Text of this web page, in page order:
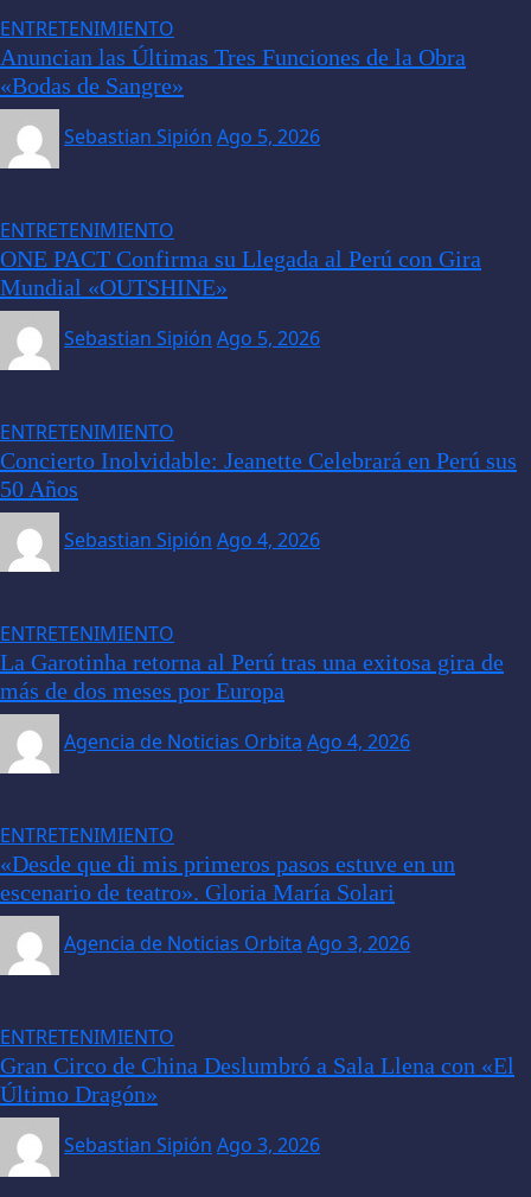
ENTRETENIMIENTO
Anuncian las Últimas Tres Funciones de la Obra
«Bodas de Sangre»
Sebastian Sipión Ago 5, 2026
ENTRETENIMIENTO
ONE PACT Confirma su Llegada al Perú con Gira
Mundial «OUTSHINE»
Sebastian Sipión Ago 5, 2026
ENTRETENIMIENTO
Concierto Inolvidable: Jeanette Celebrará en Perú sus
50 Años
Sebastian Sipión Ago 4, 2026
ENTRETENIMIENTO
La Garotinha retorna al Perú tras una exitosa gira de
más de dos meses por Europa
Agencia de Noticias Orbita Ago 4, 2026
ENTRETENIMIENTO
«Desde que di mis primeros pasos estuve en un
escenario de teatro». Gloria María Solari
Agencia de Noticias Orbita Ago 3, 2026
ENTRETENIMIENTO
Gran Circo de China Deslumbró a Sala Llena con «El
Último Dragón»
Sebastian Sipión Ago 3, 2026